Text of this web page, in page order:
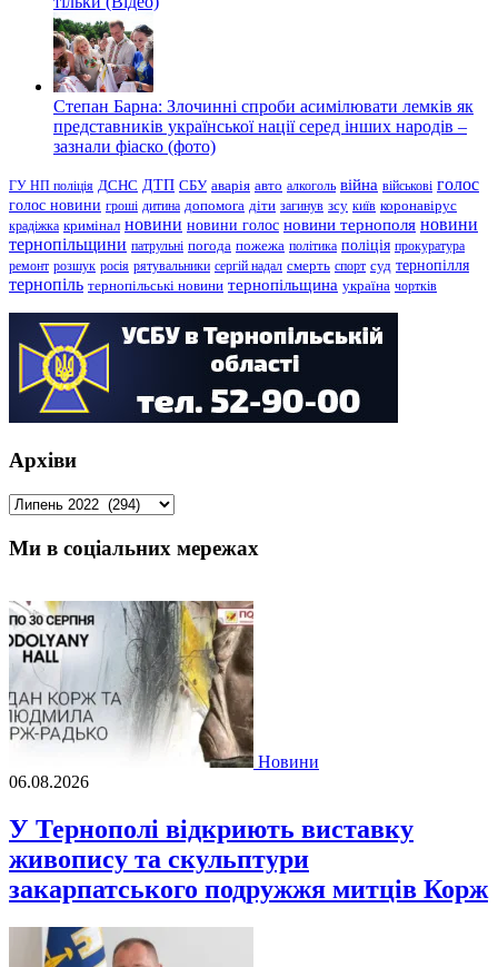
Степан Барна: Злочинні спроби асимілювати лемків як
представників української нації серед інших народів –
зазнали фіаско (фото)
ГУ НП поліція ДСНС ДТП СБУ аварія авто алкоголь війна військові голос
голос новини гроші дитина допомога діти загинув зсу київ коронавірус
крадіжка кримінал новини новини голос новини тернополя новини
тернопільщини патрульні погода пожежа політика поліція прокуратура
ремонт розшук росія рятувальники сергій надал смерть спорт суд тернопілля
тернопіль тернопільські новини тернопільщина україна чортків
Архіви
Архіви
Ми в соціальних мережах
Новини
06.08.2026
У Тернополі відкриють виставку
живопису та скульптури
закарпатського подружжя митців Корж